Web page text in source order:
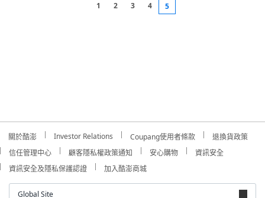
1 2 3 4 5
關於酷澎 Investor Relations Coupang使用者條款
退換貨政策
信任管理中心
顧客隱私權政策通知 安心購物
資訊安全
資訊安全及隱私保護認證
加入酷澎商城
Global Site